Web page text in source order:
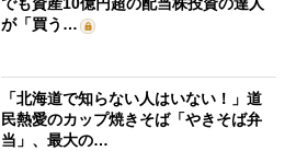
でも資産10億円超の配当株投資の達人
が「買う…
「北海道で知らない人はいない！」道
民熱愛のカップ焼きそば「やきそば弁
当」、最大の…